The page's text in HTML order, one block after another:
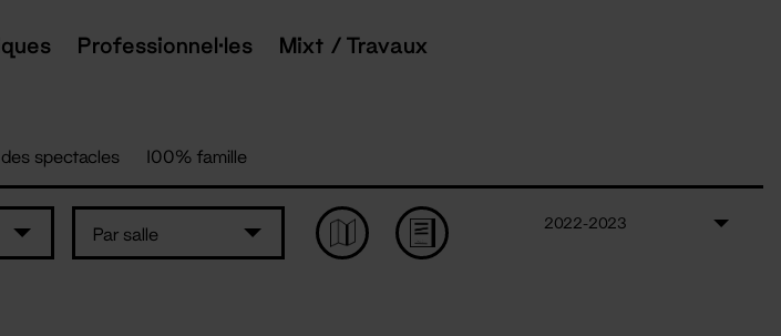
Professionnel·les Mixt / Travaux
spectacles 100% famille
Par salle
2022-2023